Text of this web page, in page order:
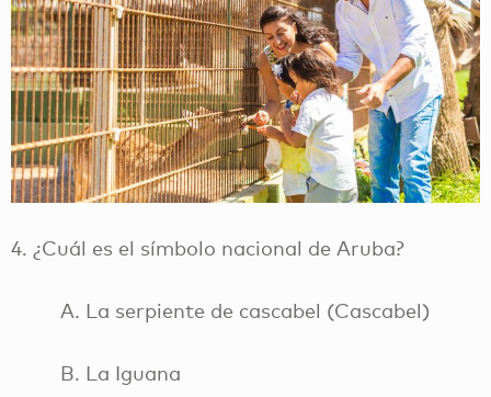
4. ¿Cuál es el símbolo nacional de Aruba?
A. La serpiente de cascabel (Cascabel)
B. La Iguana